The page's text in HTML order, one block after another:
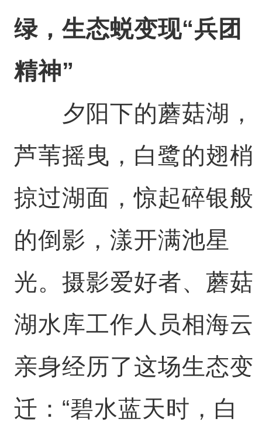
绿，生态蜕变现“兵团
精神”
夕阳下的蘑菇湖，
芦苇摇曳，白鹭的翅梢
掠过湖面，惊起碎银般
的倒影，漾开满池星
光。摄影爱好者、蘑菇
湖水库工作人员相海云
亲身经历了这场生态变
迁：“碧水蓝天时，白